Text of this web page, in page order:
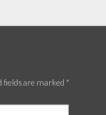
fields are marked *